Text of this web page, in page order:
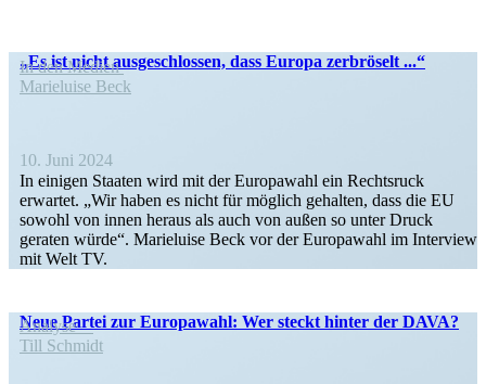
„Es ist nicht ausge­schlossen, dass Europa zerbröselt ...“
In den Medien
Marie­luise Beck
10. Juni 2024
In einigen Staaten wird mit der Europawahl ein Rechtsruck
erwartet. „Wir haben es nicht für möglich gehalten, dass die EU
sowohl von innen heraus als auch von außen so unter Druck
geraten würde“. Marie­luise Beck vor der Europawahl im Interview
mit Welt TV.
Neue Partei zur Europawahl: Wer steckt hinter der DAVA?
Analyse
Till Schmidt